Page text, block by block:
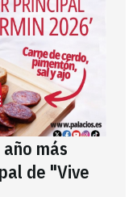
más
de "Vive